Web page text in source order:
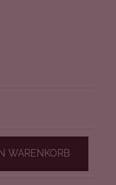
WARENKORB